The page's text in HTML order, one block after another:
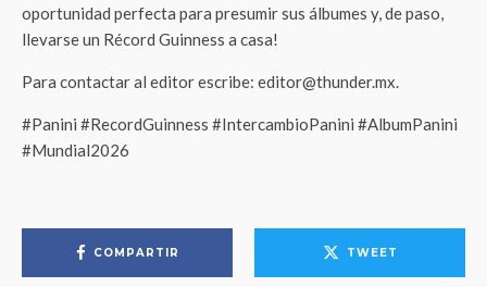
oportunidad perfecta para presumir sus álbumes y, de paso,
llevarse un Récord Guinness a casa!
Para contactar al editor escribe: editor@thunder.mx.
#Panini #RecordGuinness #IntercambioPanini #AlbumPanini
#Mundial2026
COMPARTIR TWEET